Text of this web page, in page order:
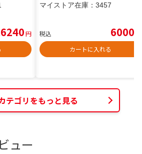
円
マイストア在庫： 3457
税込 6000
カートに入れる
テゴリをもっと見る
ュー